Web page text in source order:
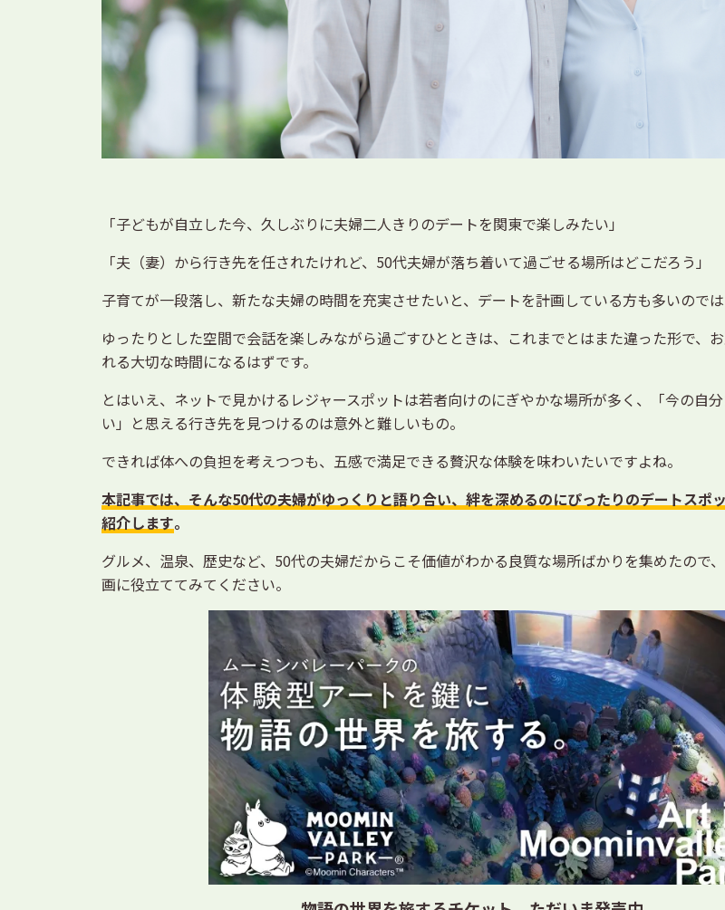
「子どもが自立した今、久しぶりに夫婦二人きりのデートを関東で楽しみたい」
「夫（妻）から行き先を任されたけれど、50代夫婦が落ち着いて過ごせる場所はどこだろう」
子育てが一段落し、新たな夫婦の時間を充実させたいと、デートを計画している方も多いのでは
ゆったりとした空間で会話を楽しみながら過ごすひとときは、これまでとはまた違った形で、
れる大切な時間になるはずです。
とはいえ、ネットで見かけるレジャースポットは若者向けのにぎやかな場所が多く、「今の自
い」と思える行き先を見つけるのは意外と難しいもの。
できれば体への負担を考えつつも、五感で満足できる贅沢な体験を味わいたいですよね。
本記事では、そんな50代の夫婦がゆっくりと語り合い、絆を深めるのにぴったりのデートスポ
紹介します。
グルメ、温泉、歴史など、50代の夫婦だからこそ価値がわかる良質な場所ばかりを集めたので
画に役立ててみてください。